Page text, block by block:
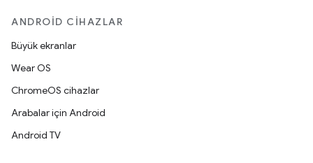
ANDROID CIHAZLAR
Büyük ekranlar
Wear OS
ChromeOS cihazlar
Arabalar için Android
Android TV